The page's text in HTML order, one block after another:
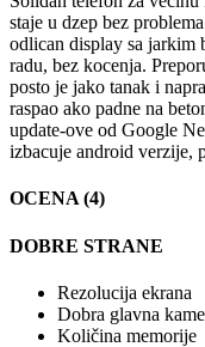
staje u dzep bez
odlican display sa jarkim
radu, bez kocenja.
posto je jako tanak i
raspao ako padne na
update-ove od Google
izbacuje android verzije,
OCENA (4)
DOBRE STRANE
Rezolucija ekrana
Dobra glavna
Količina memorije